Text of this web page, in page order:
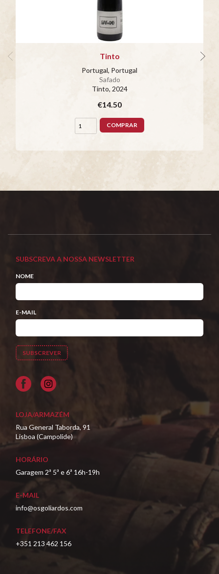
Tinto
Portugal, Portugal
Safado
Tinto, 2024
€14.50
COMPRAR
SUBSCREVA A NOSSA NEWSLETTER
NOME
E-MAIL
Facebook
LOJA/ARMAZÉM
Rua General Taborda, 91
Lisboa (Campolide)
HORÁRIO
Garagem 2ª 5ª e 6ª 16h-19h
E-MAIL
info@osgoliardos.com
TELEFONE/FAX
+351 213 462 156